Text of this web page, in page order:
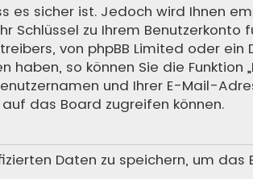
es sicher ist. Jedoch wird Ihnen
Schlüssel zu Ihrem Benutzerkonto
von phpBB Limited oder ein
so können Sie die Funktion
und Ihrer E-Mail-
das Board zugreifen können.
Daten zu speichern, um das